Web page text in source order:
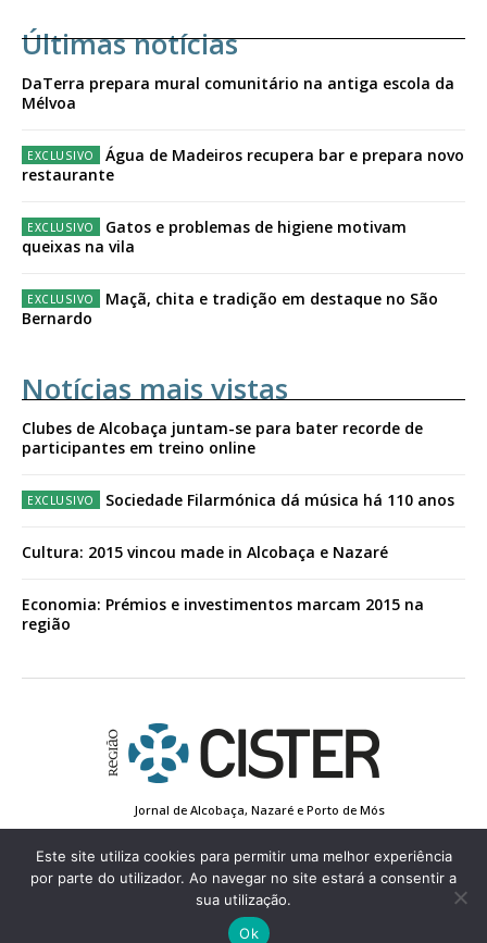
Últimas notícias
DaTerra prepara mural comunitário na antiga escola da
Mélvoa
Água de Madeiros recupera bar e prepara novo
restaurante
Gatos e problemas de higiene motivam
queixas na vila
Maçã, chita e tradição em destaque no São
Bernardo
Notícias mais vistas
Clubes de Alcobaça juntam-se para bater recorde de
participantes em treino online
Sociedade Filarmónica dá música há 110 anos
Cultura: 2015 vincou made in Alcobaça e Nazaré
Economia: Prémios e investimentos marcam 2015 na
região
Jornal de Alcobaça, Nazaré e Porto de Mós
Conta de Registo
Edição Impressa
© 2022 Região de Cister - Todos os direitos reservados.
Este site utiliza cookies para permitir uma melhor experiência
por parte do utilizador. Ao navegar no site estará a consentir a
sua utilização.
Ok